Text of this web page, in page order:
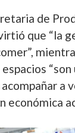
de
que “la
a
económica